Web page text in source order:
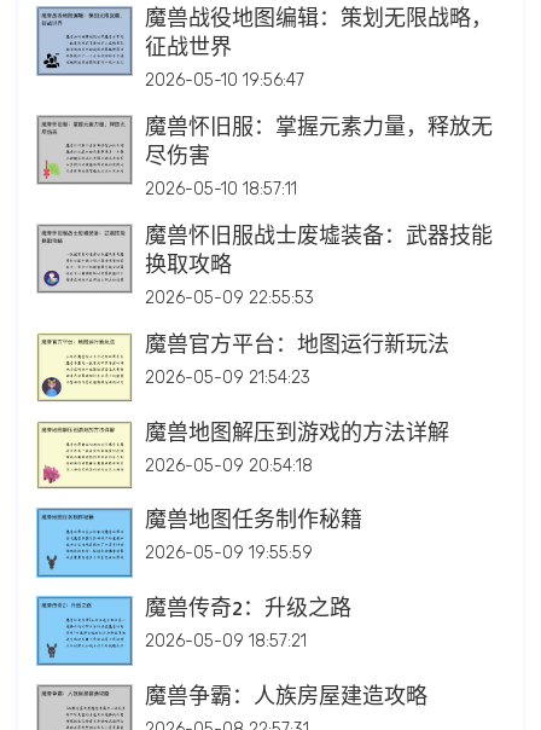
魔兽战役地图编辑：策划无限战略，
征战世界
2026-05-10 19:56:47
魔兽怀旧服：掌握元素力量，释放无
尽伤害
2026-05-10 18:57:11
魔兽怀旧服战士废墟装备：武器技能
换取攻略
2026-05-09 22:55:53
魔兽官方平台：地图运行新玩法
2026-05-09 21:54:23
魔兽地图解压到游戏的方法详解
2026-05-09 20:54:18
魔兽地图任务制作秘籍
2026-05-09 19:55:59
魔兽传奇2：升级之路
2026-05-09 18:57:21
魔兽争霸：人族房屋建造攻略